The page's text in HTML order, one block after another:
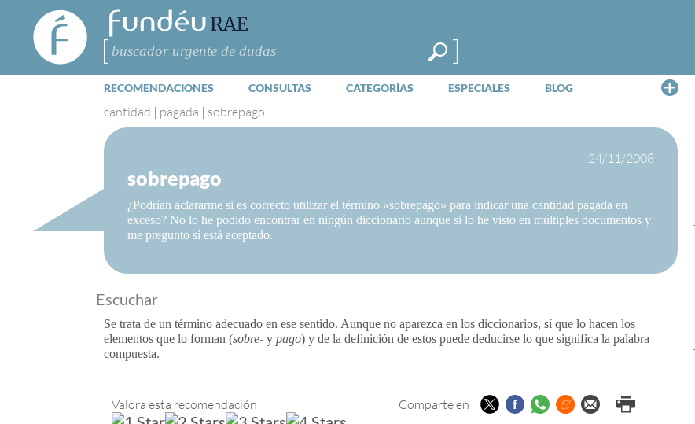
FundéuRAE
- Fundación
del Español
Urgente
Buscar
RECOMENDACIONES CONSULTAS CATEGORÍAS ESPECIALES BLOG
cantidad | pagada | sobrepago
24/11/2008
sobrepago
¿Podrían aclararme si es correcto utilizar el término «sobrepago» para indicar una cantidad pagada en
exceso? No lo he podido encontrar en ningún diccionario aunque sí lo he visto en múltiples documentos y
me pregunto si está aceptado.
Escuchar
Se trata de un término adecuado en ese sentido. Aunque no aparezca en los diccionarios, sí que lo hacen los
elementos que lo forman (sobre- y pago) y de la definición de estos puede deducirse lo que significa la palabra
compuesta.
Valora esta recomendación Comparte en TwitterFacebook
Whatsapp
Menéame
Enviar porImprimir